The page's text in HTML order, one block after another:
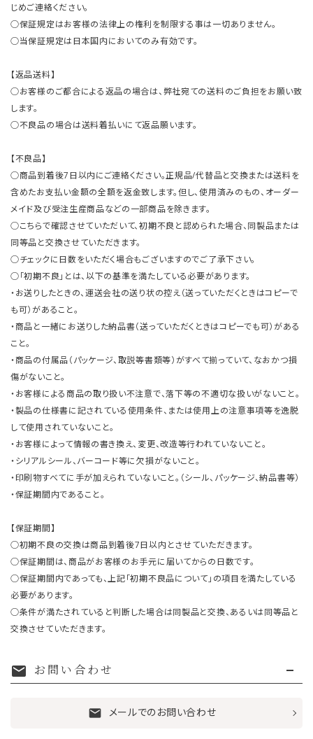
じめご連絡ください。
○保証規定はお客様の法律上の権利を制限する事は一切ありません。
○当保証規定は日本国内においてのみ有効です。
【返品送料】
○お客様のご都合による返品の場合は、弊社宛ての送料のご負担をお願い致
します。
○不良品の場合は送料着払いにて返品願います。
【不良品】
○商品到着後7日以内にご連絡ください。正規品/代替品と交換または送料を
含めたお支払い金額の全額を返金致します。但し、使用済みのもの、オーダー
メイド及び受注生産商品などの一部商品を除きます。
○こちらで確認させていただいて、初期不良と認められた場合、同製品または
同等品と交換させていただきます。
○チェックに日数をいただく場合もございますのでご了承下さい。
○「初期不良」とは、以下の基準を満たしている必要があります。
・お送りしたときの、運送会社の送り状の控え（送っていただくときはコピーで
も可）があること。
・商品と一緒にお送りした納品書（送っていただくときはコピーでも可）がある
こと。
・商品の付属品（パッケージ、取説等書類等）がすべて揃っていて、なおかつ損
傷がないこと。
・お客様による商品の取り扱い不注意で、落下等の不適切な扱いがないこと。
・製品の仕様書に記されている使用条件、または使用上の注意事項等を逸脱
して使用されていないこと。
・お客様によって情報の書き換え、変更、改造等行われていないこと。
・シリアルシール、バーコード等に欠損がないこと。
・印刷物すべてに手が加えられていないこと。（シール、パッケージ、納品書等）
・保証期間内であること。
【保証期間】
○初期不良の交換は商品到着後7日以内とさせていただきます。
○保証期間は、商品がお客様のお手元に届いてからの日数です。
○保証期間内であっても、上記「初期不良品について」の項目を満たしている
必要があります。
○条件が満たされていると判断した場合は同製品と交換、あるいは同等品と
交換させていただきます。
mail お問い合わせ
mail メールでのお問い合わせ